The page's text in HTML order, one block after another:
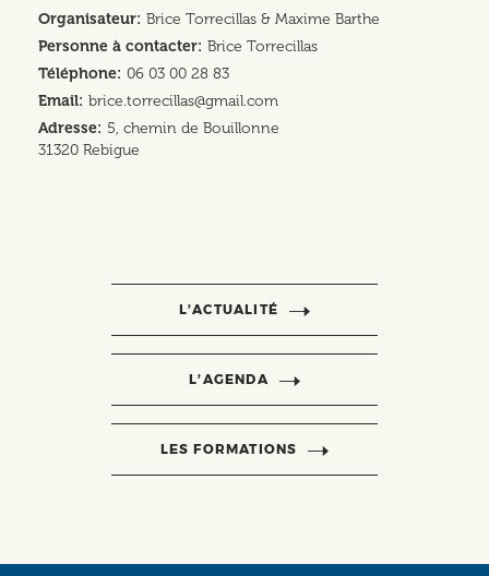
Organisateur Brice Torrecillas & Maxime Barthe
Personne à contacter Brice Torrecillas
Téléphone 06 03 00 28 83
Email brice.torrecillas@gmail.com
Adresse 5, chemin de Bouillonne
31320 Rebigue
L’ACTUALITÉ
L’AGENDA
LES FORMATIONS